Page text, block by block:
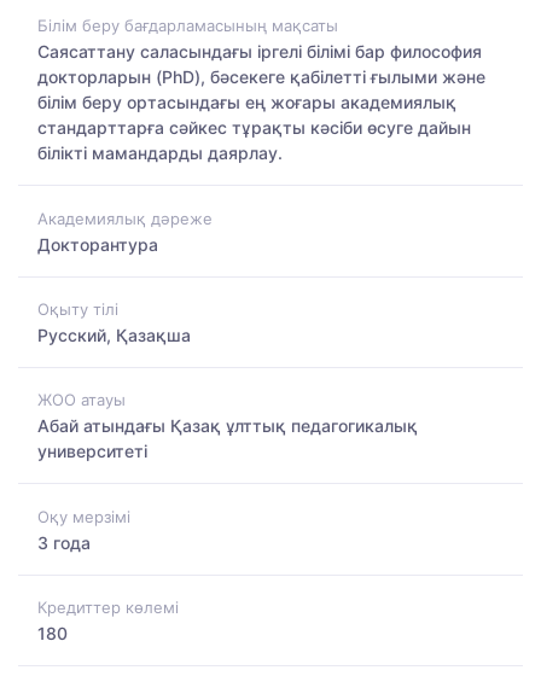
Білім беру бағдарламасының мақсаты
Саясаттану саласындағы іргелі білімі бар философия
докторларын (PhD), бәсекеге қабілетті ғылыми және
білім беру ортасындағы ең жоғары академиялық
стандарттарға сәйкес тұрақты кәсіби өсуге дайын
білікті мамандарды даярлау.
Академиялық дәреже
Докторантура
Оқыту тілі
Русский, Қазақша
ЖОО атауы
Абай атындағы Қазақ ұлттық педагогикалық
университеті
Оқу мерзімі
3 года
Кредиттер көлемі
180